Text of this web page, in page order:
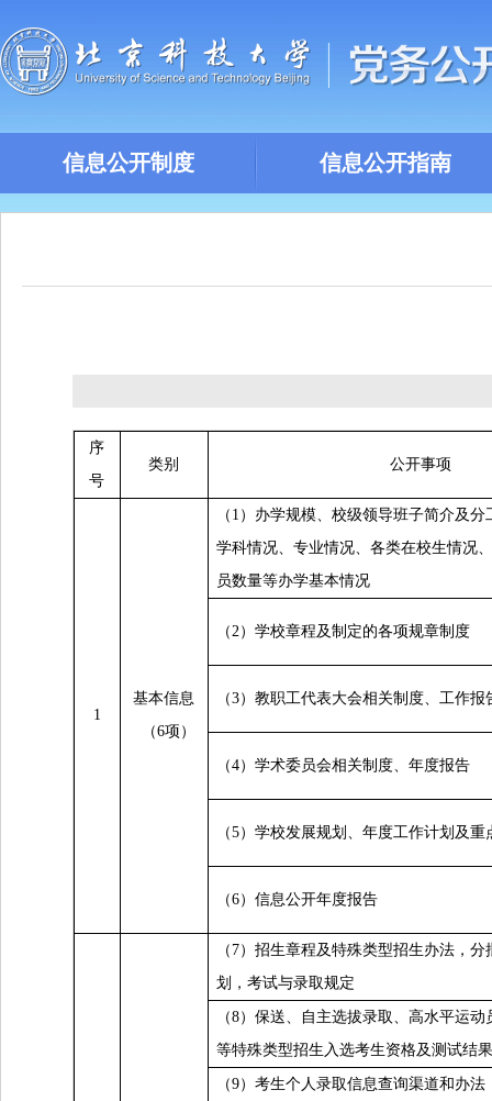
信息公开制度 信息公开指南
序
号
类别 公开事项
1
基本信息
（6项）
（1）办学规模、校级领导班子简介及
学科情况、专业情况、各类在校生情况
员数量等办学基本情况
（2）学校章程及制定的各项规章制度
（3）教职工代表大会相关制度、工作报
（4）学术委员会相关制度、年度报告
（5）学校发展规划、年度工作计划及重
（6）信息公开年度报告
（7）招生章程及特殊类型招生办法，
划，考试与录取规定
（8）保送、自主选拔录取、高水平运
等特殊类型招生入选考生资格及测试结果
（9）考生个人录取信息查询渠道和办